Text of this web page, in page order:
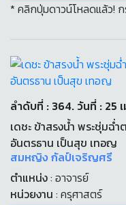
* คลิกปุ่มดาวน์โหลดแล้ว!
ลำดับที่ : 364. วันที่ : 25
เดชะ ข้าสรงน้ำ พระชุ่มฉ่
อันตรธาน เป็นสุข เทอญ
สมหญิง กัลป์เจริญศรี
ตำแหน่ง: อาจารย์
หน่วยงาน : ครุศาสตร์